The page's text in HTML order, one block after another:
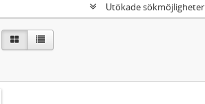
Utökade sökmöjligheter